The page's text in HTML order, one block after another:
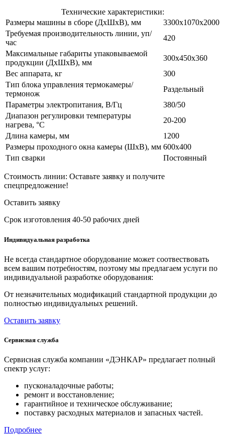
Технические характеристики:
Размеры машины в сборе (ДхШхВ), мм
3300х1070х2000
Требуемая производительность линии, уп/
час
420
Максимальные габариты упаковываемой
продукции (ДхШхВ), мм
300х450х360
Вес аппарата, кг
300
Тип блока управления термокамеры/
термонож
Раздельный
Параметры электропитания, В/Гц
380/50
Диапазон регулировки температуры
нагрева, °С
20-200
Длина камеры, мм
1200
Размеры проходного окна камеры (ШхВ), мм 600х400
Тип сварки
Постоянный
Стоимость линии: Оставьте заявку и получите
спецпредложение!
Оставить заявку
Срок изготовления 40-50 рабочих дней
Индивидуальная разработка
Не всегда стандартное оборудование может соотвествовать
всем вашим потребностям, поэтому мы предлагаем услуги по
индивидуальной разработке оборудования:
От незначительных модификаций стандартной продукции до
полностью индивидуальных решений.
Оставить заявку
Сервисная служба
Сервисная служба компании «ДЭНКАР» предлагает полный
спектр услуг:
пусконаладочные работы;
ремонт и восстановление;
гарантийное и техническое обслуживание;
поставку расходных материалов и запасных частей.
Подробнее